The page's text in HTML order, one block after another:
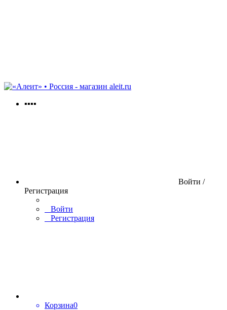
aleit.ru
▪▪▪▪
Войти /
Регистрация
Войти
Регистрация
Корзина0